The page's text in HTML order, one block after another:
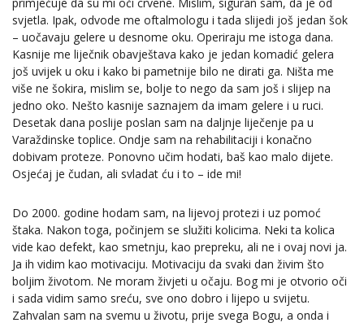
primjećuje da su mi oči crvene. Mislim, siguran sam, da je od
svjetla. Ipak, odvode me oftalmologu i tada slijedi još jedan šok
– uočavaju gelere u desnome oku. Operiraju me istoga dana.
Kasnije me liječnik obavještava kako je jedan komadić gelera
još uvijek u oku i kako bi pametnije bilo ne dirati ga. Ništa me
više ne šokira, mislim se, bolje to nego da sam još i slijep na
jedno oko. Nešto kasnije saznajem da imam gelere i u ruci.
Desetak dana poslije poslan sam na daljnje liječenje pa u
Varaždinske toplice. Ondje sam na rehabilitaciji i konačno
dobivam proteze. Ponovno učim hodati, baš kao malo dijete.
Osjećaj je čudan, ali svladat ću i to – ide mi!
Do 2000. godine hodam sam, na lijevoj protezi i uz pomoć
štaka. Nakon toga, počinjem se služiti kolicima. Neki ta kolica
vide kao defekt, kao smetnju, kao prepreku, ali ne i ovaj novi ja.
Ja ih vidim kao motivaciju. Motivaciju da svaki dan živim što
boljim životom. Ne moram živjeti u očaju. Bog mi je otvorio oči
i sada vidim samo sreću, sve ono dobro i lijepo u svijetu.
Zahvalan sam na svemu u životu, prije svega Bogu, a onda i